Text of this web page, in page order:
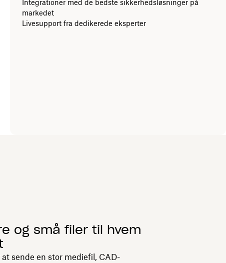
Integrationer med de bedste sikkerhedsløsninger på
markedet
Livesupport fra dedikerede eksperter
og små filer til hvem
sende en stor mediefil, CAD-